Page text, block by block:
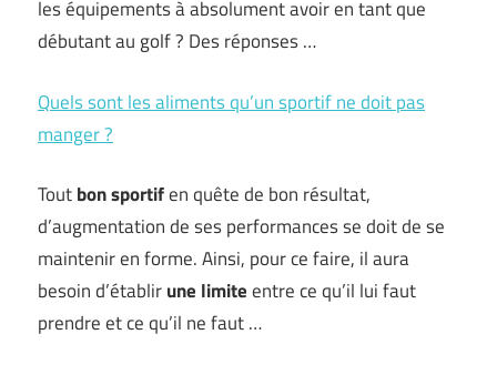
les équipements à absolument avoir en tant que
débutant au golf ? Des réponses …
Quels sont les aliments qu’un sportif ne doit pas
manger ?
Toutbon sportifen quête de bon résultat,
d’augmentation de ses performances se doit de se
maintenir en forme. Ainsi, pour ce faire, il aura
besoin d’établirune limiteentre ce qu’il lui faut
prendre et ce qu’il ne faut …